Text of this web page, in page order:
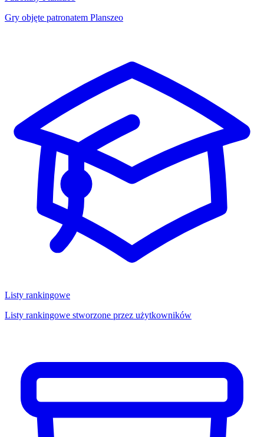
Gry objęte patronatem Planszeo
Listy rankingowe
Listy rankingowe stworzone przez użytkowników